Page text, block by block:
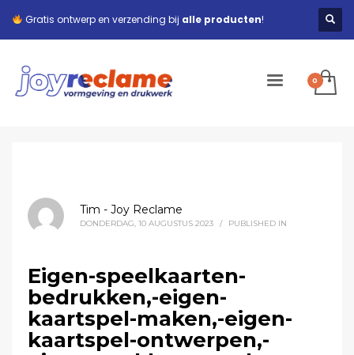
Gratis ontwerp en verzending bij alle producten!
Tim - Joy Reclame
DONDERDAG, 10 AUGUSTUS 2023 / PUBLISHED IN
Eigen-speelkaarten-
bedrukken,-eigen-
kaartspel-maken,-eigen-
kaartspel-ontwerpen,-